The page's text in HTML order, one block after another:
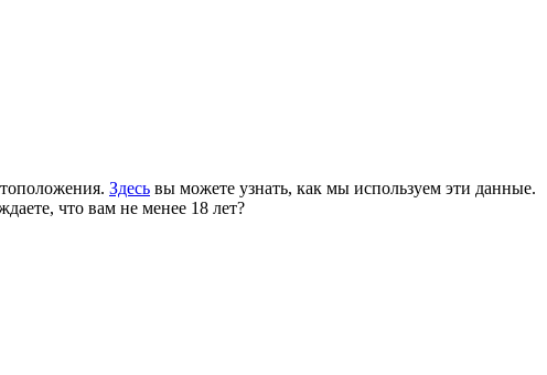
Здесь вы можете узнать, как мы используем эти данные.
что вам не менее 18 лет?